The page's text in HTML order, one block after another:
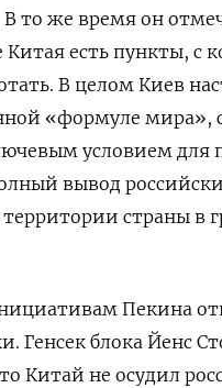
В то же время он
Китая есть пункты, с
В целом Киев
«формуле мира»,
условием для
вывод
страны в
Пекина
Генсек блока Йенс
Китай не осудил